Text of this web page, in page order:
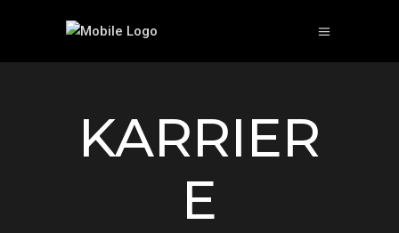
KARRIER
E